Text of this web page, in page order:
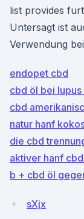
list provides
Untersagt ist
Verwendung
endopet cbd
cbd öl bei
cbd
natur hanf
die cbd
aktiver hanf
b + cbd öl
sXjx